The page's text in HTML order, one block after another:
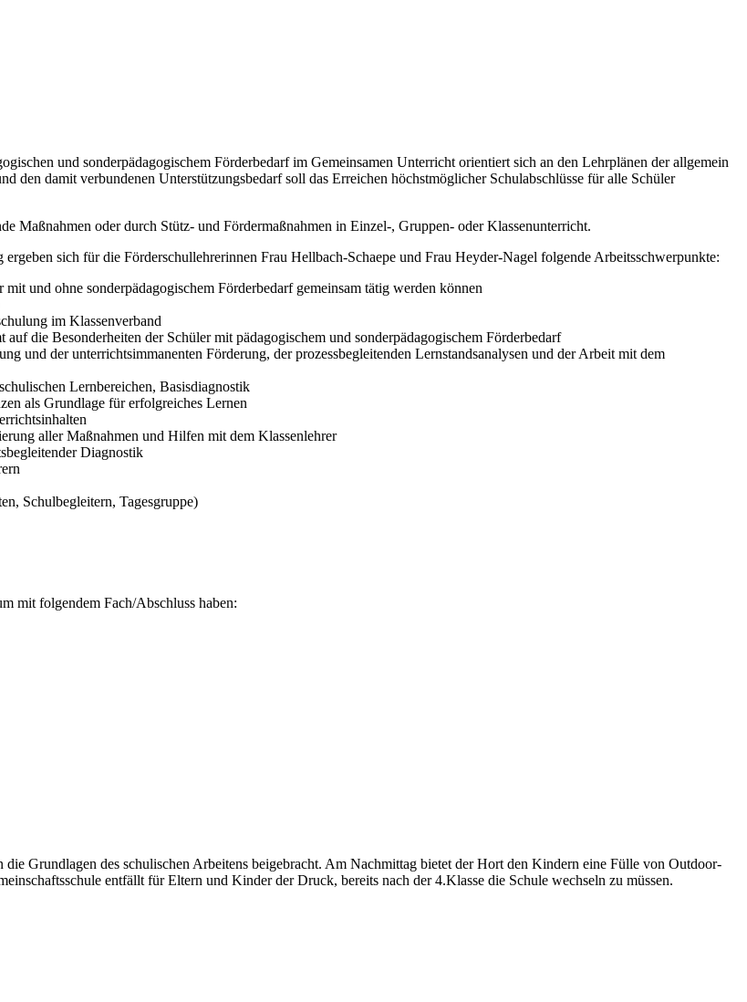
und sonderpädagogischem Förderbedarf im Gemeinsamen Unterricht orientiert sich an den Lehrplänen der allgemein
den damit verbundenen Unterstützungsbedarf soll das Erreichen höchstmöglicher Schulabschlüsse für alle Schüler
Maßnahmen oder durch Stütz- und Fördermaßnahmen in Einzel-, Gruppen- oder Klassenunterricht.
sich für die Förderschullehrerinnen Frau Hellbach-Schaepe und Frau Heyder-Nagel folgende Arbeitsschwerpunkte:
und ohne sonderpädagogischem Förderbedarf gemeinsam tätig werden können
im Klassenverband
die Besonderheiten der Schüler mit pädagogischem und sonderpädagogischem Förderbedarf
und der unterrichtsimmanenten Förderung, der prozessbegleitenden Lernstandsanalysen und der Arbeit mit dem
Lernbereichen, Basisdiagnostik
als Grundlage für erfolgreiches Lernen
aller Maßnahmen und Hilfen mit dem Klassenlehrer
Diagnostik
Schulbegleitern, Tagesgruppe)
mit folgendem Fach/Abschluss haben:
Grundlagen des schulischen Arbeitens beigebracht. Am Nachmittag bietet der Hort den Kindern eine Fülle von Outdoor-
entfällt für Eltern und Kinder der Druck, bereits nach der 4.Klasse die Schule wechseln zu müssen.